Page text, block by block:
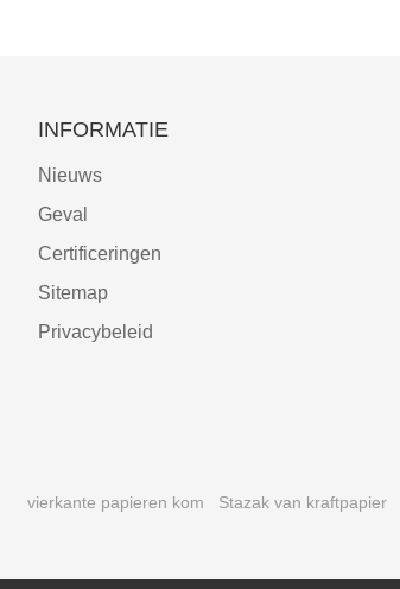
INFORMATIE
Nieuws
Geval
Certificeringen
Sitemap
Privacybeleid
vierkante papieren kom Stazak van kraftpapier